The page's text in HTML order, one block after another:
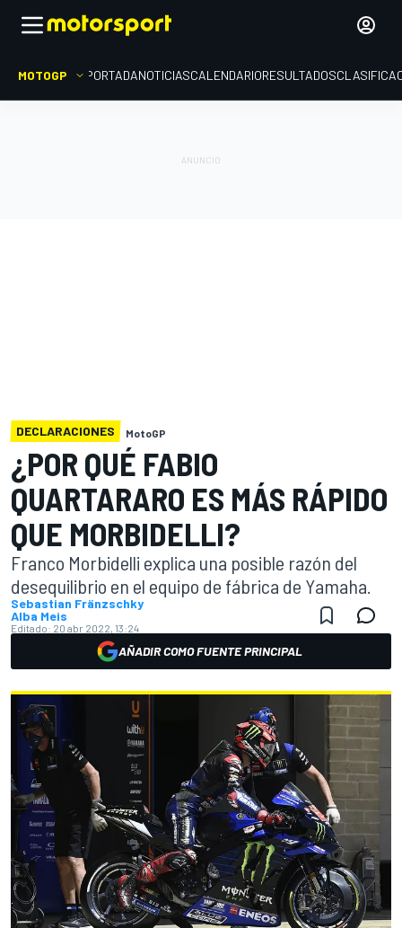
MOTOGP PORTADANOTICIASCALENDARIORESULTADOS
DECLARACIONES MotoGP
¿POR QUÉ FABIO
QUARTARARO ES MÁS RÁPIDO
QUE MORBIDELLI?
Franco Morbidelli explica una posible razón del
desequilibrio en el equipo de fábrica de Yamaha.
Sebastian Fränzschky
Alba Meis
Editado: 20 abr 2022, 13:24
AÑADIR COMO FUENTE PRINCIPAL